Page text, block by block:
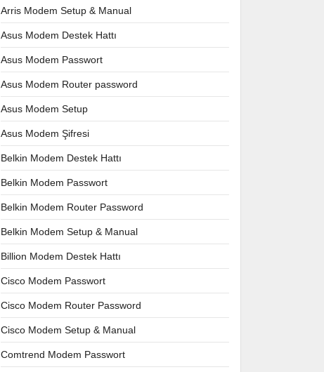
Arris Modem Setup & Manual
Asus Modem Destek Hattı
Asus Modem Passwort
Asus Modem Router password
Asus Modem Setup
Asus Modem Şifresi
Belkin Modem Destek Hattı
Belkin Modem Passwort
Belkin Modem Router Password
Belkin Modem Setup & Manual
Billion Modem Destek Hattı
Cisco Modem Passwort
Cisco Modem Router Password
Cisco Modem Setup & Manual
Comtrend Modem Passwort